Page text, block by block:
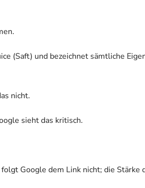
(Saft) und bezeichnet sämtliche
nicht.
sieht das kritisch.
Google dem Link nicht; die